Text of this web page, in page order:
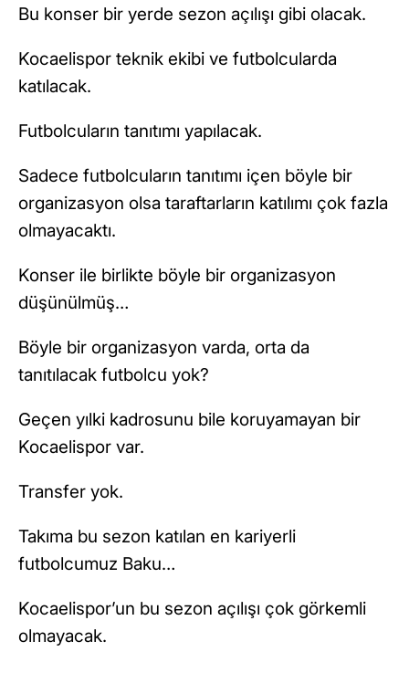
Bu konser bir yerde sezon açılışı gibi olacak.
Kocaelispor teknik ekibi ve futbolcularda
katılacak.
Futbolcuların tanıtımı yapılacak.
Sadece futbolcuların tanıtımı içen böyle bir
organizasyon olsa taraftarların katılımı çok fazla
olmayacaktı.
Konser ile birlikte böyle bir organizasyon
düşünülmüş…
Böyle bir organizasyon varda, orta da
tanıtılacak futbolcu yok?
Geçen yılki kadrosunu bile koruyamayan bir
Kocaelispor var.
Transfer yok.
Takıma bu sezon katılan en kariyerli
futbolcumuz Baku…
Kocaelispor’un bu sezon açılışı çok görkemli
olmayacak.